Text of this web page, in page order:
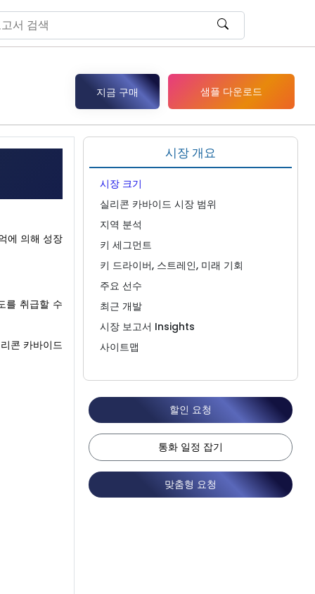
지금 구매 샘플 다운로드
에 의해 성장
를 취급할 수
콘 카바이드
시장 개요
시장 크기
실리콘 카바이드 시장 범위
지역 분석
키 세그먼트
키 드라이버, 스트레인, 미래 기회
주요 선수
최근 개발
시장 보고서 Insights
사이트맵
할인 요청
통화 일정 잡기
맞춤형 요청